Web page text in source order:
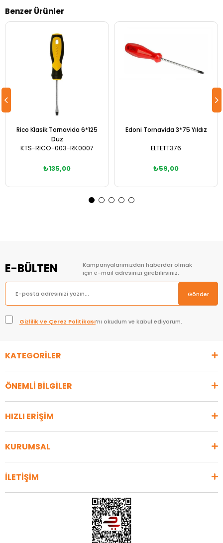
Benzer Ürünler
Rico Klasik Tornavida 6*125
Düz
KTS-RICO-003-RK0007
₺135,00
Edoni Tornavida 3*75 Yıldız
ELTETT376
₺59,00
E-BÜLTEN
Kampanyalarımızdan haberdar olmak
için e-mail adresinizi girebilirsiniz.
Gönder
Gizlilik ve Çerez Politikası’nı okudum ve kabul ediyorum.
KATEGORİLER
ÖNEMLİ BİLGİLER
HIZLI ERİŞİM
KURUMSAL
İLETİŞİM